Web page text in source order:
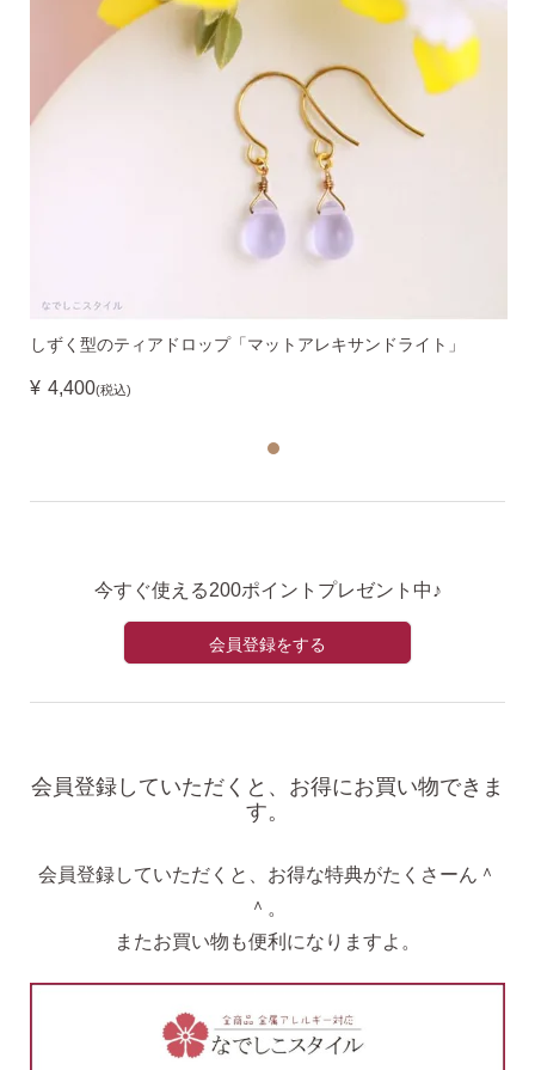
しずく型のティアドロップ「マットアレキサンドライト」
¥ 4,400(税込)
今すぐ使える200ポイントプレゼント中♪
会員登録をする
会員登録していただくと、お得にお買い物できま
す。
会員登録していただくと、お得な特典がたくさーん＾
＾。
またお買い物も便利になりますよ。